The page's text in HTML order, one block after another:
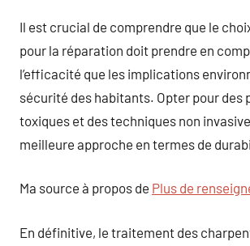
Il est crucial de comprendre que le
pour la réparation doit prendre en
l’efficacité que les implications
sécurité des habitants. Opter pour des
toxiques et des techniques non
meilleure approche en termes de
Ma source à propos de Plus de
En définitive, le traitement des